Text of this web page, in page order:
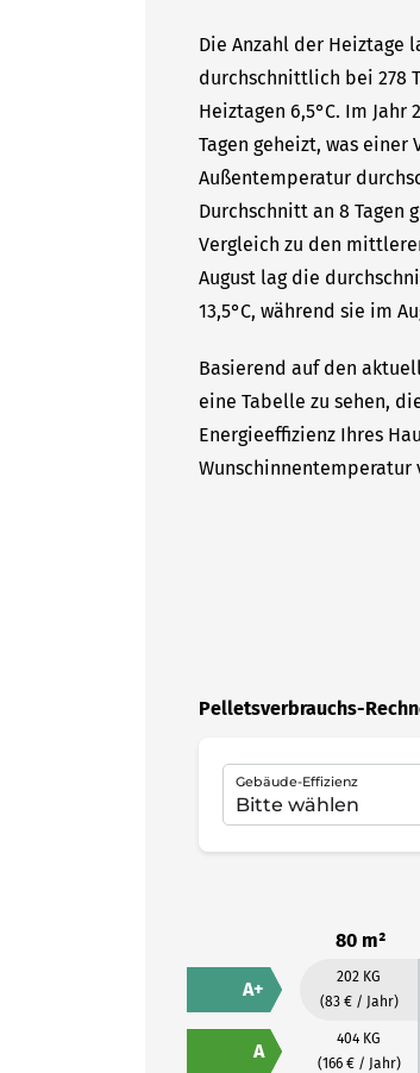
Die Anzahl der Heiztage
durchschnittlich bei 278
Heiztagen 6,5°C. Im
Tagen geheizt, was einer
Außentemperatur
Durchschnitt an 8 Tagen
Vergleich zu den
August lag die
13,5°C, während sie im
Basierend auf den
eine Tabelle zu sehen,
Energieeffizienz Ihres
Wunschinnentemperatur
Pelletsverbrauchs-
Gebäude-Effizienz
80 m²
A+
202 KG
(83 € / Jahr)
A
404 KG
(166 € / Jahr)